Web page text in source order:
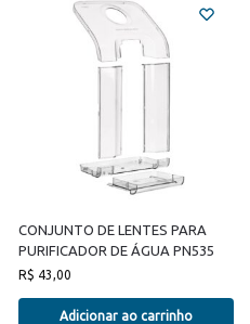
CONJUNTO DE LENTES PARA
PURIFICADOR DE ÁGUA PN535
R$ 43,00
Adicionar ao carrinho